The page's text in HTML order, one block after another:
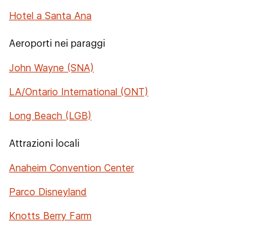
Hotel a Santa Ana
Aeroporti nei paraggi
John Wayne (SNA)
LA/Ontario International (ONT)
Long Beach (LGB)
Attrazioni locali
Anaheim Convention Center
Parco Disneyland
Knotts Berry Farm